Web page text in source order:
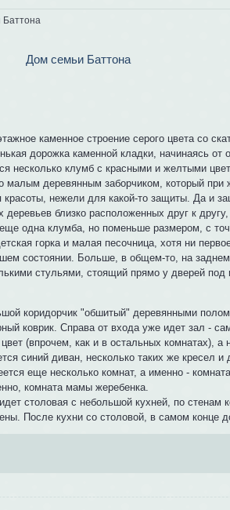
Баттона
Дом семьи Баттона
каменное строение серого цвета со
дорожка каменной кладки, начинаясь
несколько клумб с красными и желтыми
малым деревянным заборчиком, который
красоты, нежели для какой-то защиты. Да и
близко расположенных друг к
одна клумба, но поменьше размером, с
горка и малая песочница, хотя ни
состоянии. Больше, в общем-то, на
стульями, стоящий прямо у дверей
коридорчик "обшитый" деревянными
коврик. Справа от входа уже идет зал -
(впрочем, как и в остальных комнатах), а
синий диван, несколько таких же кресел
еще несколько комнат, а именно -
комната мамы жеребенка.
столовая с небольшой кухней, по стенам
После кухни со столовой, в самом конце